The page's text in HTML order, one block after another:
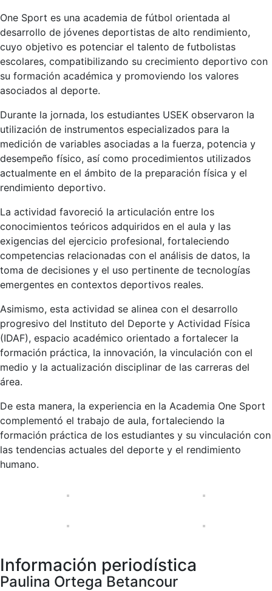
One Sport es una academia de fútbol orientada al
desarrollo de jóvenes deportistas de alto rendimiento,
cuyo objetivo es potenciar el talento de futbolistas
escolares, compatibilizando su crecimiento deportivo con
su formación académica y promoviendo los valores
asociados al deporte.
Durante la jornada, los estudiantes USEK observaron la
utilización de instrumentos especializados para la
medición de variables asociadas a la fuerza, potencia y
desempeño físico, así como procedimientos utilizados
actualmente en el ámbito de la preparación física y el
rendimiento deportivo.
La actividad favoreció la articulación entre los
conocimientos teóricos adquiridos en el aula y las
exigencias del ejercicio profesional, fortaleciendo
competencias relacionadas con el análisis de datos, la
toma de decisiones y el uso pertinente de tecnologías
emergentes en contextos deportivos reales.
Asimismo, esta actividad se alinea con el desarrollo
progresivo del Instituto del Deporte y Actividad Física
(IDAF), espacio académico orientado a fortalecer la
formación práctica, la innovación, la vinculación con el
medio y la actualización disciplinar de las carreras del
área.
De esta manera, la experiencia en la Academia One Sport
complementó el trabajo de aula, fortaleciendo la
formación práctica de los estudiantes y su vinculación con
las tendencias actuales del deporte y el rendimiento
humano.
Información periodística
Paulina Ortega Betancour